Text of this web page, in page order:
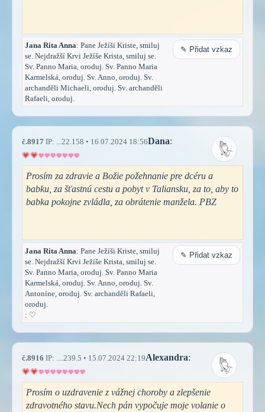
Jana Rita Anna: Pane Ježíši Kriste, smiluj
se. Nejdražší Krvi Ježíše Krista, smiluj se.
Sv. Panno Maria, oroduj. Sv. Panno Maria
Karmelská, oroduj. Sv. Anno, oroduj. Sv.
archanděli Michaeli, oroduj. Sv. archanděli
Rafaeli, oroduj.
✎ Přidat vzkaz
č.8917 IP: ...22.158 • 16.07.2024 18:56Dana:
Prosím za zdravie a Božie požehnanie pre dcéru a
babku, za šťastnú cestu a pobyt v Taliansku, za to, aby to
babka pokojne zvládla, za obrátenie manžela. PBZ
Jana Rita Anna: Pane Ježíši Kriste, smiluj
se. Nejdražší Krvi Ježíše Krista, smiluj se.
Sv. Panno Maria, oroduj. Sv. Panno Maria
Karmelská, oroduj. Sv. Anno, oroduj. Sv.
Antoníne, oroduj. Sv. archanděli Rafaeli,
oroduj.
: ♡
✎ Přidat vzkaz
č.8916 IP: ....239.5 • 15.07.2024 22:19Alexandra:
Prosím o uzdravenie z vážnej choroby a zlepšenie
zdravotného stavu.Nech pán vypočuje moje volanie o